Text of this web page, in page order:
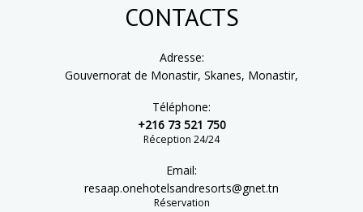
CONTACTS
Adresse:
Gouvernorat de Monastir, Skanes, Monastir,
Téléphone:
+216 73 521 750
Réception 24/24
Email:
resaap.onehotelsandresorts@gnet.tn
Réservation